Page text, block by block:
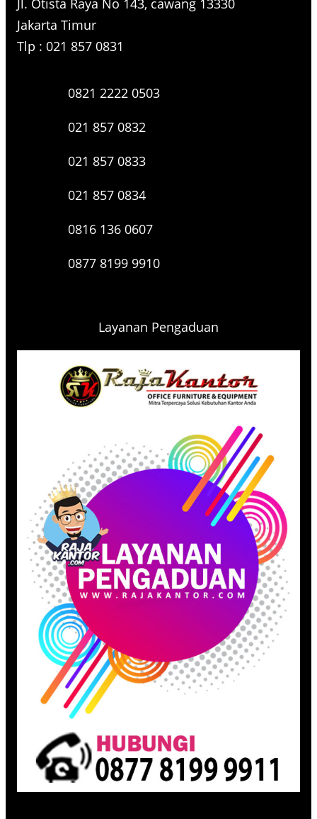
Jl. Otista Raya No 143, cawang 13330
Jakarta Timur
Tlp : 021 857 0831
0821 2222 0503
021 857 0832
021 857 0833
021 857 0834
0816 136 0607
0877 8199 9910
Layanan Pengaduan